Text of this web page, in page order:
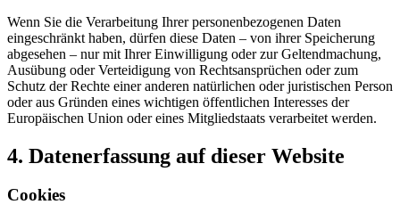
Wenn Sie die Verarbeitung Ihrer personenbezogenen Daten
eingeschränkt haben, dürfen diese Daten – von ihrer Speicherung
abgesehen – nur mit Ihrer Einwilligung oder zur Geltendmachung,
Ausübung oder Verteidigung von Rechtsansprüchen oder zum
Schutz der Rechte einer anderen natürlichen oder juristischen Person
oder aus Gründen eines wichtigen öffentlichen Interesses der
Europäischen Union oder eines Mitgliedstaats verarbeitet werden.
4. Datenerfassung auf dieser Website
Cookies